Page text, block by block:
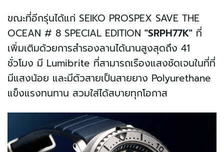
ขณะที่อีกรุ่นได้แก่ SEIKO PROSPEX SAVE THE
OCEAN # 8 SPECIAL EDITION "SRPH77K" ที่
เพิ่มเติมด้วยการสำรองลานได้นานสูงสุดถึง 41
ชั่วโมง มี Lumibrite ที่สามารถเรืองแสงชัดเจนในที่ที่
มีแสงน้อย และมีตัวสายเป็นสายยาง Polyurethane
แข็งแรงทนทาน สวมใส่ได้สบายทุกโอกาส